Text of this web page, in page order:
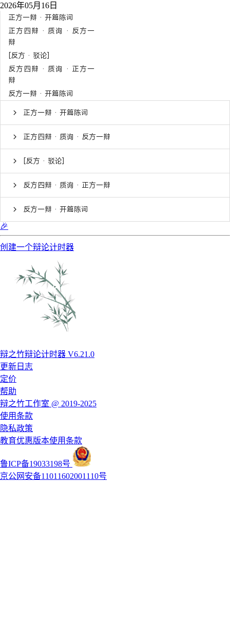
2026年05月16日
正方一辩 · 开篇陈词
正方四辩 · 质询 · 反方一
辩
[反方 · 驳论]
反方四辩 · 质询 · 正方一
辩
反方一辩 · 开篇陈词
正方一辩 · 开篇陈词
正方四辩 · 质询 · 反方一辩
[反方 · 驳论]
反方四辩 · 质询 · 正方一辩
反方一辩 · 开篇陈词
🎉
创建一个辩论计时器
辩之竹辩论计时器 V6.21.0
更新日志
定价
帮助
辩之竹工作室 @ 2019-2025
使用条款
隐私政策
教育优惠版本使用条款
鲁ICP备19033198号
京公网安备11011602001110号